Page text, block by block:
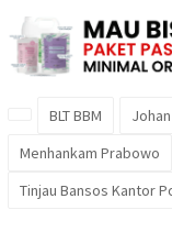
BLT BBM
Menhankam Prabowo
Tinjau Bansos Kantor